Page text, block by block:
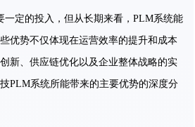
一定的投入，但从长期来看，PLM系统能
优势不仅体现在运营效率的提升和成本
新、供应链优化以及企业整体战略的实
PLM系统所能带来的主要优势的深度分